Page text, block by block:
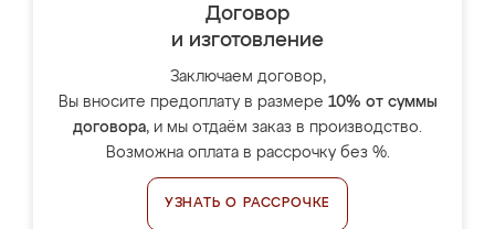
Договор
и изготовление
Заключаем договор,
Вы вносите предоплату в размере 10% от суммы
договора, и мы отдаём заказ в производство.
Возможна оплата в рассрочку без %.
УЗНАТЬ О РАССРОЧКЕ